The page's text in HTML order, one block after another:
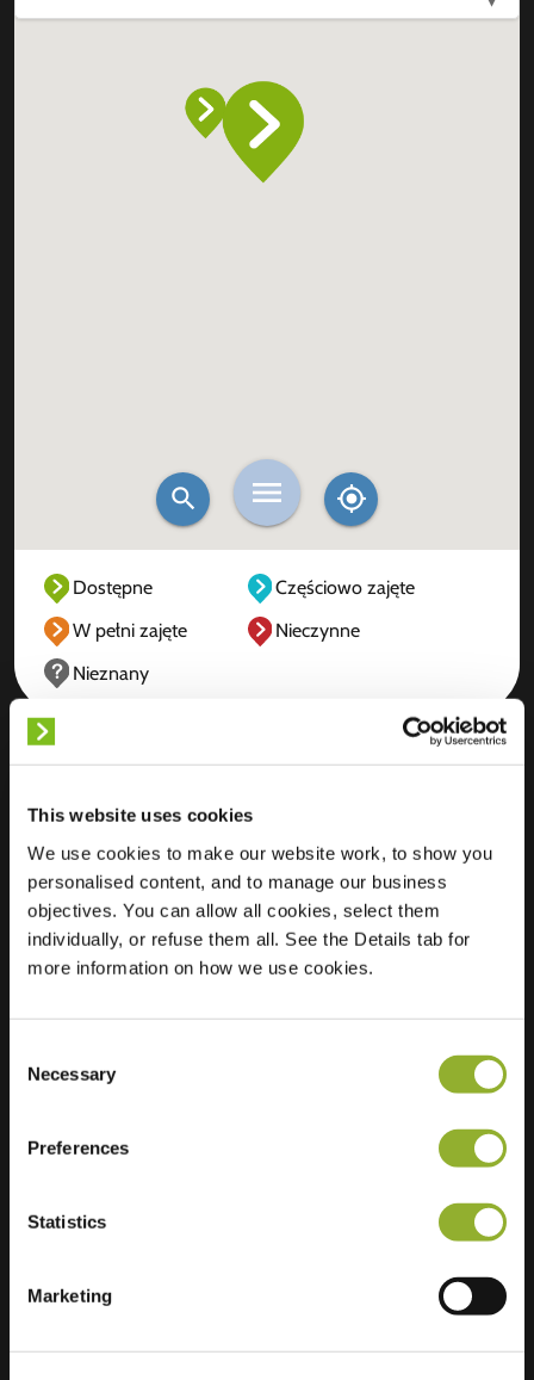
This website uses cookies
We use cookies to make our website work, to show you
personalised content, and to manage our business
objectives. You can allow all cookies, select them
individually, or refuse them all. See the Details tab for
more information on how we use cookies.
Selection
Necessary
Preferences
Statistics
Marketing
Dostępne
Częściowo zajęte
W pełni zajęte
Nieczynne
Nieznany
Ticheldreef 80
6651 SH Druten
Holandia
Regular Charging 2 of 2 available
Dodatkowe informacje